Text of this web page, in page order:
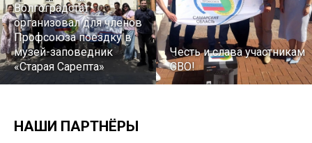
Волгоградстат
организовал для членов
Профсоюза поездку в
музей-заповедник
«Старая Сарепта»
Честь и слава участникам
СВО!
НАШИ ПАРТНЁРЫ